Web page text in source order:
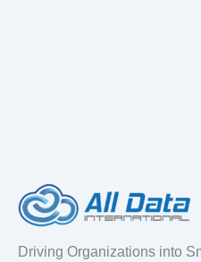
Driving Organizations into